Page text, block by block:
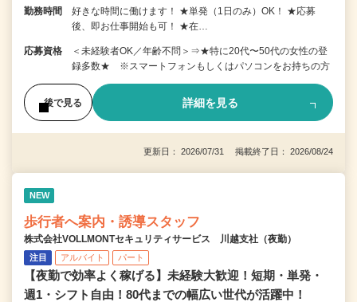
勤務時間
好きな時間に働けます！ ★単発（1日のみ）OK！ ★応募
後、即お仕事開始も可！ ★在…
応募資格
＜未経験者OK／年齢不問＞⇒★特に20代〜50代の女性の登
録多数★ ※スマートフォンもしくはパソコンをお持ちの方
後で見る 詳細を見る
更新日： 2026/07/31 掲載終了日： 2026/08/24
NEW
歩行者へ案内・誘導スタッフ
株式会社VOLLMONTセキュリティサービス 川越支社（夜勤）
注目 アルバイト パート
【夜勤で効率よく稼げる】未経験大歓迎！短期・単発・
週1・シフト自由！80代までの幅広い世代が活躍中！